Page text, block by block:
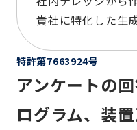
貴社に特化した生
特許第7663924号
アンケートの
ログラム、装